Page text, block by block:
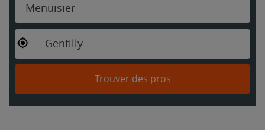
Menuisier
Gentilly
Trouver des pros